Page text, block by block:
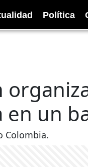
Política
en un
Colombia.